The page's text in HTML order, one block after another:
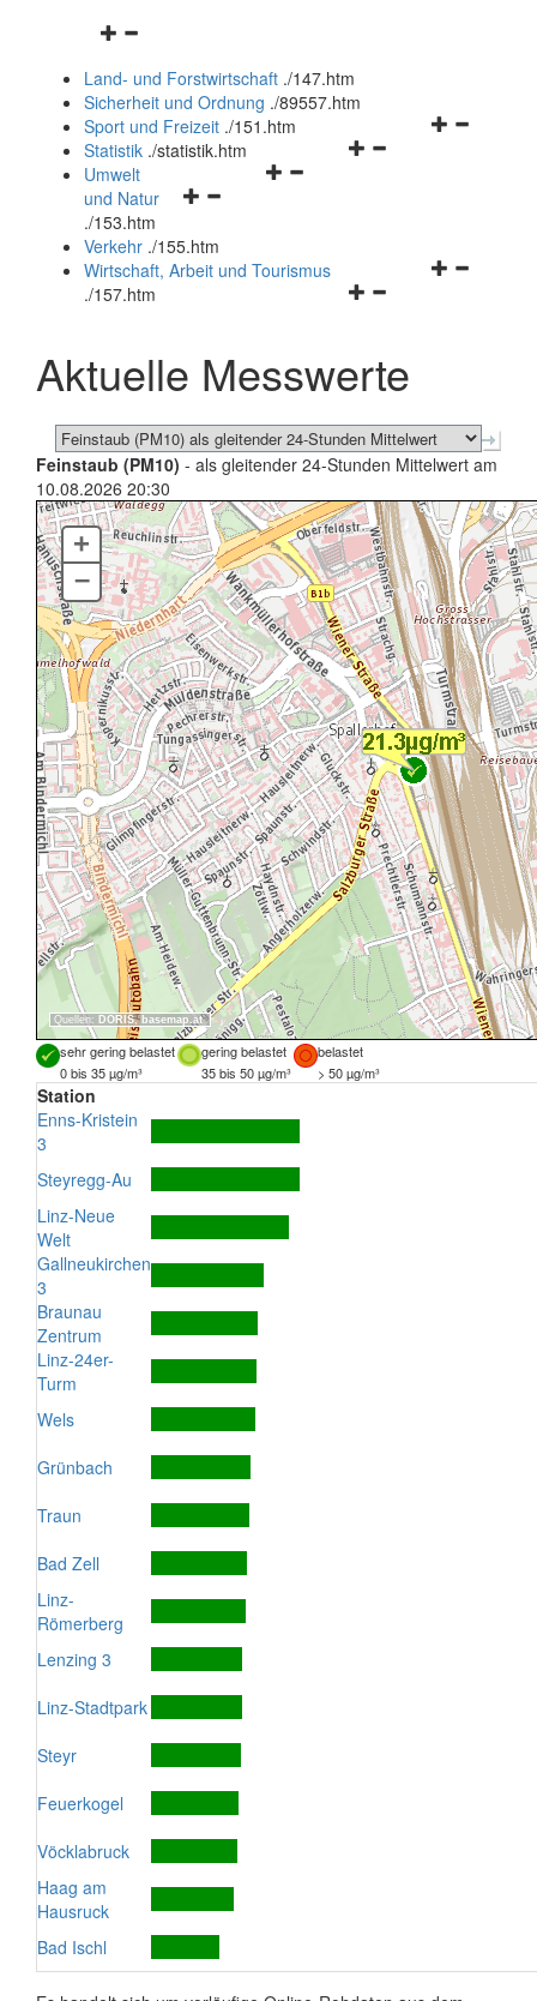
Navigationsmenü
und
schließen
Land- und Forstwirtschaft ./147.htm
Sicherheit und Ordnung ./89557.htm
Navigationsmenü
Sport und Freizeit ./151.htm
Navigationsmenü
Statistik ./statistik.htm
Navigationsmenü
und
schließen
Umwelt
und Natur
./153.htm
Verkehr ./155.htm
Navigationsmenü
schließen
Wirtschaft, Arbeit und Tourismus
./157.htm
Aktuelle Messwerte
Feinstaub (PM10) - als gleitender 24-Stunden Mittelwert am
10.08.2026 20:30
Quellen: DORIS, basemap.at
+
–
sehr gering belastet gering belastet
belastet
0 bis 35 µg/m³
35 bis 50 µg/m³ > 50 µg/m³
Station
Enns-Kristein
3
Steyregg-Au
Linz-Neue
Welt
Gallneukirchen
3
Braunau
Zentrum
Linz-24er-
Turm
Wels
Grünbach
Traun
Bad Zell
Linz-
Römerberg
Lenzing 3
Linz-Stadtpark
Steyr
Feuerkogel
Vöcklabruck
Haag am
Hausruck
Bad Ischl